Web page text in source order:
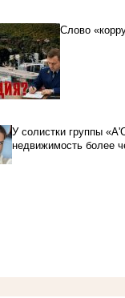
Слово
У солистки группы
недвижимость более